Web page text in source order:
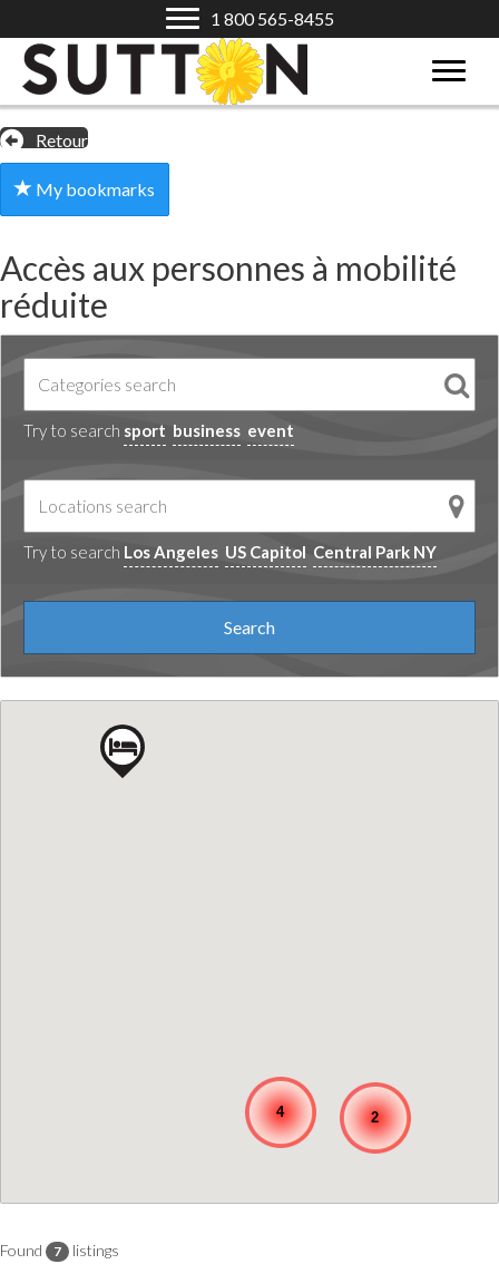
1 800 565-8455
Retour
My bookmarks
Accès aux personnes à mobilité
réduite
Try to search sport business event
Try to search Los Angeles US Capitol Central Park NY
4 2
Found 7 listings